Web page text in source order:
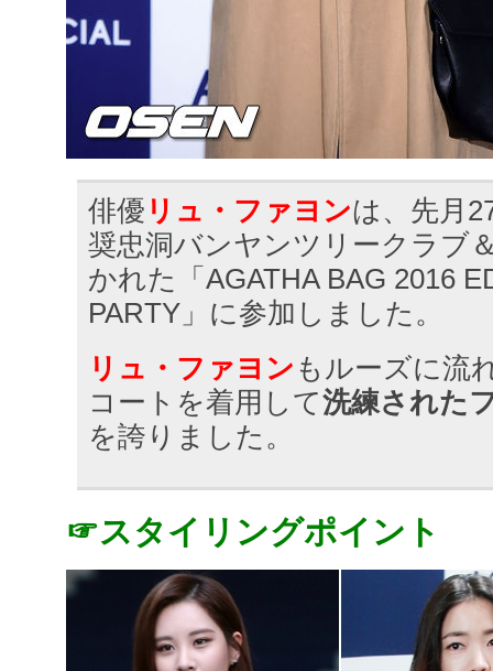
俳優 リュ・ファヨンは、先月
奨忠洞バンヤンツリークラブ
かれた「AGATHA BAG 2016
PARTY」に参加しました。
リュ・ファヨン もルーズに流
コートを着用して洗練された
を誇りました。
☞スタイリングポイント